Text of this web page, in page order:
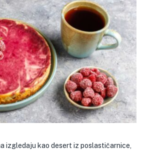
izgledaju kao desert iz poslastičarnice,